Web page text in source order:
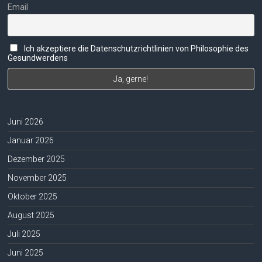
Email
Ich akzeptiere die Datenschutzrichtlinien von Philosophie des
Gesundwerdens
Juni 2026
Januar 2026
Dezember 2025
November 2025
Oktober 2025
August 2025
Juli 2025
Juni 2025